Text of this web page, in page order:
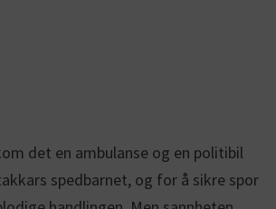
det en ambulanse og en politibil
spedbarnet, og for å sikre spor